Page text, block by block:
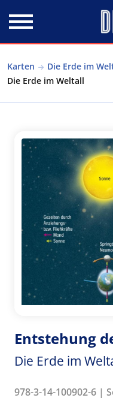
Karten Die Erde im
Die Erde im Weltall
Entstehung
Die Erde im
978-3-14-100902-6 |